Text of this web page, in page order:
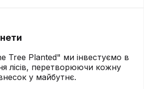
Tree Planted" ми інвестуємо в
лісів, перетворюючи кожну
у майбутнє.